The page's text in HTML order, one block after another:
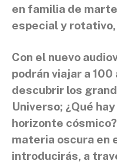
en familia de
especial y
Con el nuevo
podrán viajar a
descubrir los
Universo; ¿Qué
horizonte
materia oscura en
introducirás, a